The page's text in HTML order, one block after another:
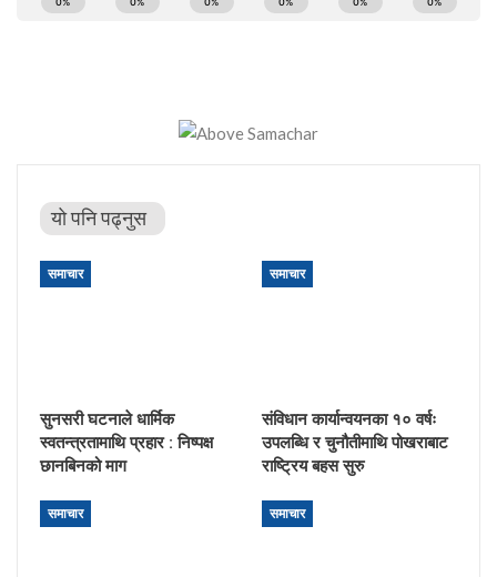
यो पनि पढ्नुस
समाचार
सुनसरी घटनाले धार्मिक
स्वतन्त्रतामाथि प्रहार : निष्पक्ष
छानबिनको माग
समाचार
संविधान कार्यान्वयनका १० वर्षः
उपलब्धि र चुनौतीमाथि पोखराबाट
राष्ट्रिय बहस सुरु
समाचार समाचार